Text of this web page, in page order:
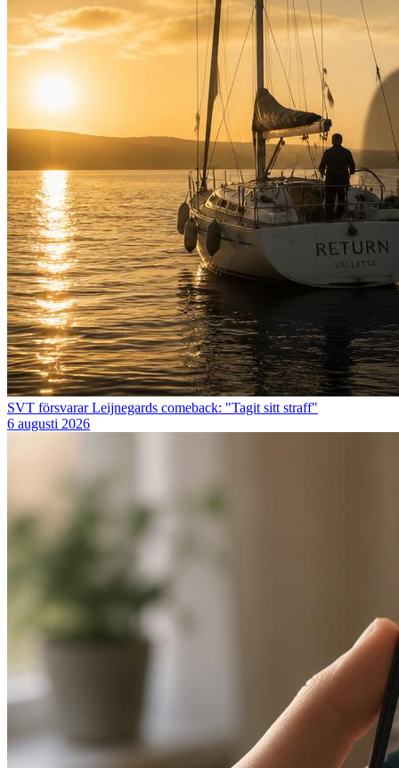
SVT försvarar Leijnegards comeback: "Tagit sitt straff"
6 augusti 2026